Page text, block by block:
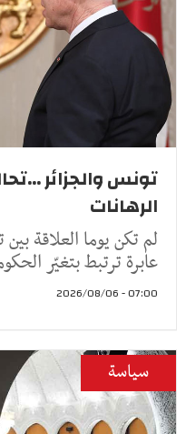
تونس والجزائر
الرهانات
لم تكن يوما العلاقة
عابرة ترتبط بتغيّر
07:00 - 2026/08/06
سياسة